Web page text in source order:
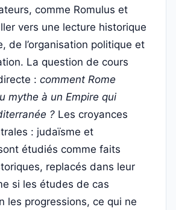
comme Romulus et
vers une lecture historique
de l’organisation politique et
La question de cours
: comment Rome
mythe à un Empire qui
? Les croyances
: judaïsme et
étudiés comme faits
replacés dans leur
si les études de cas
les progressions, ce qui ne